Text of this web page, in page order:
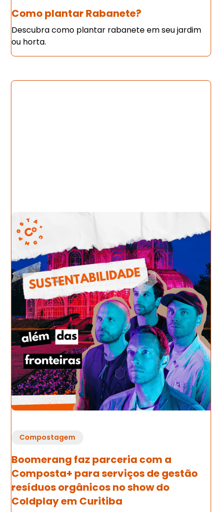
Como plantar Rabanete?
Descubra como plantar rabanete em seu jardim
ou horta.
Compostagem
Boomerang faz parceria com a
Composta+ para serviços de gestão
resíduos orgânicos no show do
Coldplay em Curitiba